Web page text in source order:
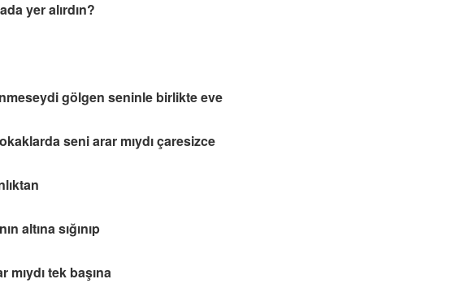
yer alırdın?
gölgen seninle birlikte eve
seni arar mıydı çaresizce
altına sığınıp
mıydı tek başına